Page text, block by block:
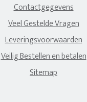
Contactgegevens
Veel Gestelde Vragen
Leveringsvoorwaarden
Veilig Bestellen en betalen
Sitemap